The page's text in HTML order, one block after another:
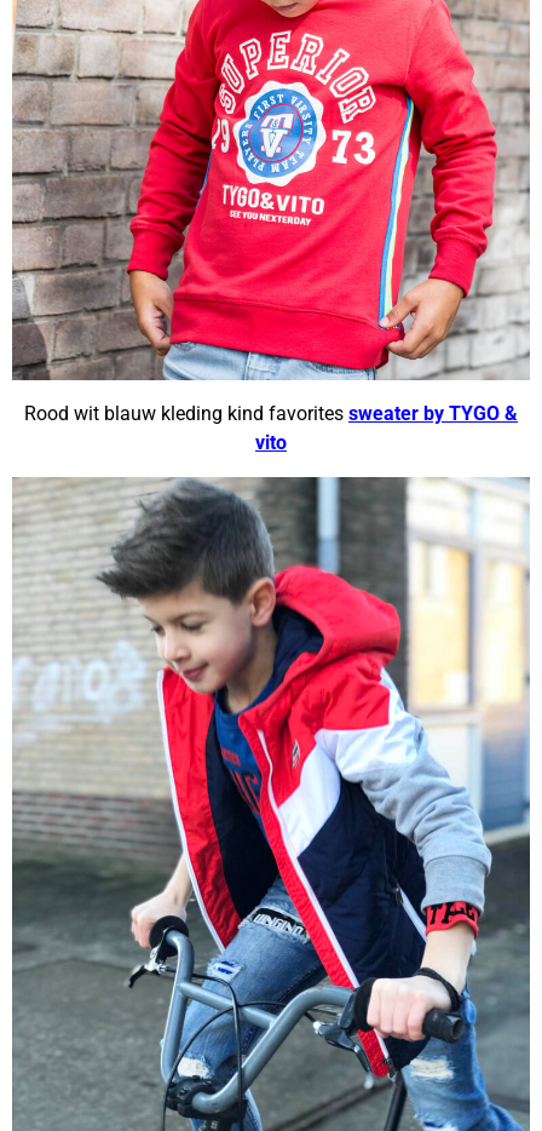
Rood wit blauw kleding kind favorites sweater by TYGO &
vito